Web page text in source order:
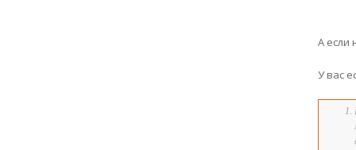
А если
У вас